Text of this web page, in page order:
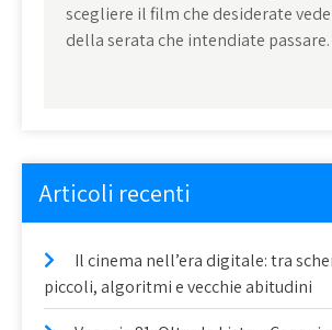
scegliere il film che desiderate
della serata che intendiate passare.
Articoli recenti
Il cinema nell’era digitale: tra
piccoli, algoritmi e vecchie abitudini